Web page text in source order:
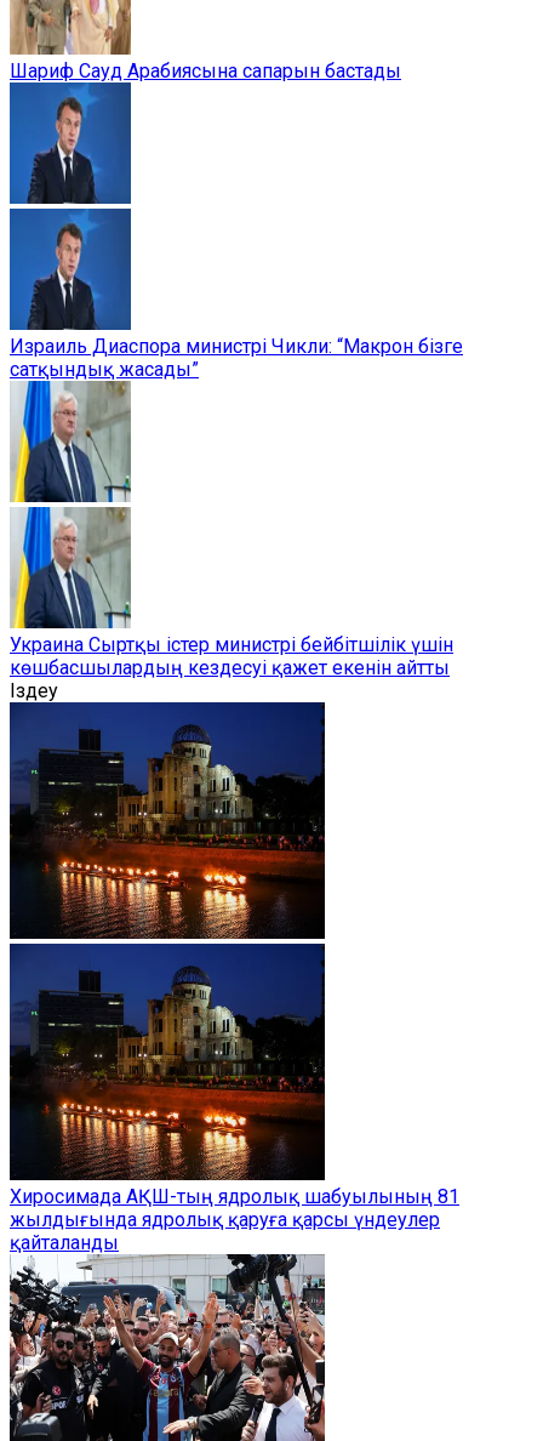
Шариф Сауд Арабиясына сапарын бастады
Израиль Диаспора министрі Чикли: “Макрон бізге
сатқындық жасады”
Украина Сыртқы істер министрі бейбітшілік үшін
көшбасшылардың кездесуі қажет екенін айтты
Іздеу
Хиросимада АҚШ-тың ядролық шабуылының 81
жылдығында ядролық қаруға қарсы үндеулер
қайталанды